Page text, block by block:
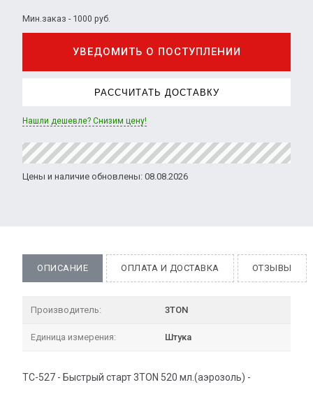
Мин.заказ - 1000 руб.
УВЕДОМИТЬ О ПОСТУПЛЕНИИ
РАССЧИТАТЬ ДОСТАВКУ
Нашли дешевле? Снизим цену!
Цены и наличие обновлены: 08.08.2026
ОПИСАНИЕ ОПЛАТА И ДОСТАВКА ОТЗЫВЫ
Производитель: 3TON
Единица измерения: Штука
ТС-527 - Быстрый старт 3TON 520 мл.(аэрозоль) -